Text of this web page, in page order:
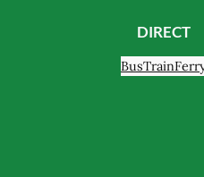
DIRECT
BusTrain